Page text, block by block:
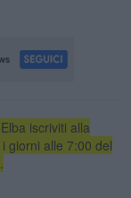
iscriviti alla
giorni alle 7:00 del